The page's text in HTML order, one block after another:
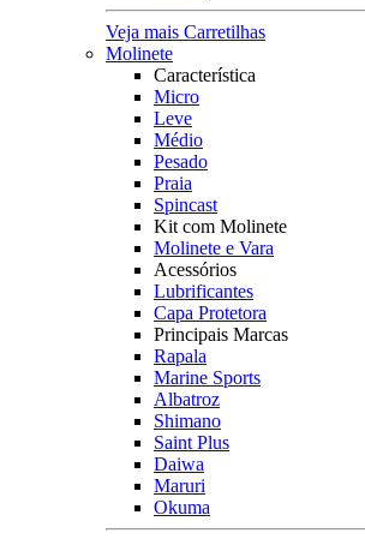
Veja mais Carretilhas
Molinete
Característica
Micro
Leve
Médio
Pesado
Praia
Spincast
Kit com Molinete
Molinete e Vara
Acessórios
Lubrificantes
Capa Protetora
Principais Marcas
Rapala
Marine Sports
Albatroz
Shimano
Saint Plus
Daiwa
Maruri
Okuma